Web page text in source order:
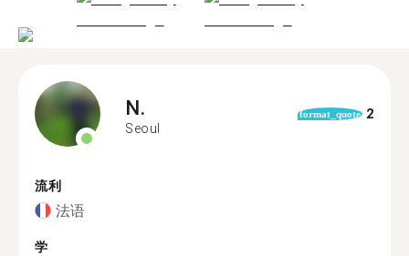
N.
Seoul
format_quote 2
流利
法语
学